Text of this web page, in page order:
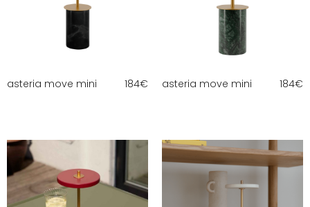
asteria move mini 184€ asteria move mini 184€